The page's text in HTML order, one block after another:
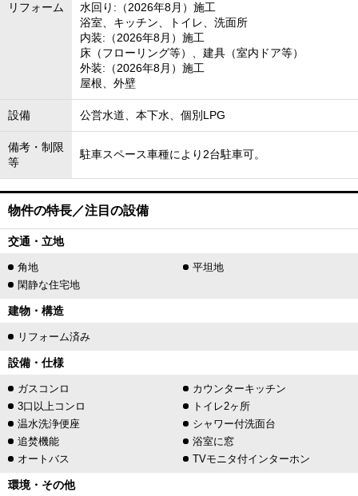
リフォーム
水回り:（2026年8月）施工
浴室、キッチン、トイレ、洗面所
内装:（2026年8月）施工
床（フローリング等）、建具（室内ドア等）
外装:（2026年8月）施工
屋根、外壁
設備 公営水道、本下水、個別LPG
備考・制限
等
駐車スペース車種により2台駐車可。
物件の特長／注目の設備
交通・立地
角地
平坦地
閑静な住宅地
建物・構造
リフォーム済み
設備・仕様
ガスコンロ
カウンターキッチン
3口以上コンロ
トイレ2ヶ所
温水洗浄便座
シャワー付洗面台
追焚機能
浴室に窓
オートバス
TVモニタ付インターホン
環境・その他